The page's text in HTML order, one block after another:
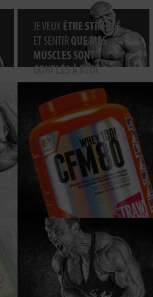
JE VEUX ÊTRE STIMULÉ
ET SENTIR QUE MES
MUSCLES SONT
GONFLÉS À BLOC